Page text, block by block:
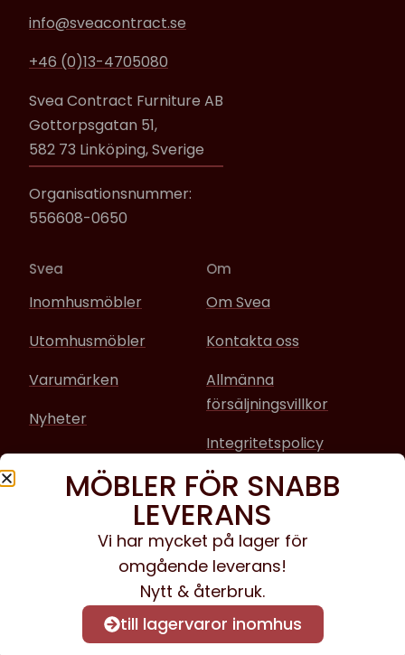
info@sveacontract.se
+46 (0)13-4705080
Svea Contract Furniture AB
Gottorpsgatan 51,
582 73 Linköping, Sverige
Organisationsnummer:
556608-0650
Svea
Inomhusmöbler
Utomhusmöbler
Varumärken
Nyheter
Om
Om Svea
Kontakta oss
Allmänna
försäljningsvillkor
Integritetspolicy
Sociala media
Facebook
Instagram
MÖBLER FÖR SNABB
LEVERANS
Vi har mycket på lager för
omgående leverans!
Nytt & återbruk.
till lagervaror inomhus